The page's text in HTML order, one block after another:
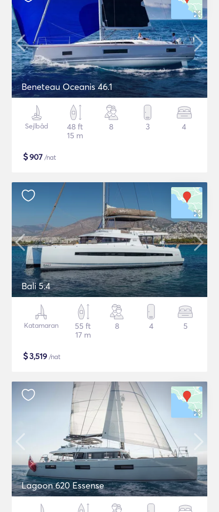
Beneteau Oceanis 46.1
Sejlbåd
48 ft
15 m
8 3 4
$907 /nat
Bali 5.4
Katamaran
55 ft
17 m
8 4 5
$3,519 /nat
Lagoon 620 Essense